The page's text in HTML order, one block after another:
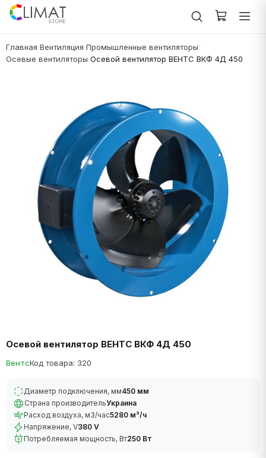
Главная Вентиляция Промышленные вентиляторы
Осевые вентиляторы Осевой вентилятор ВЕНТС ВКФ 4Д 450
Осевой вентилятор ВЕНТС ВКФ 4Д 450
ВентсКод товара: 320
Диаметр подключения, мм450 мм
Страна производительУкраина
Расход воздуха, м3/час5280 м³/ч
Напряжение, V380 V
Потребляемая мощность, Вт250 Вт